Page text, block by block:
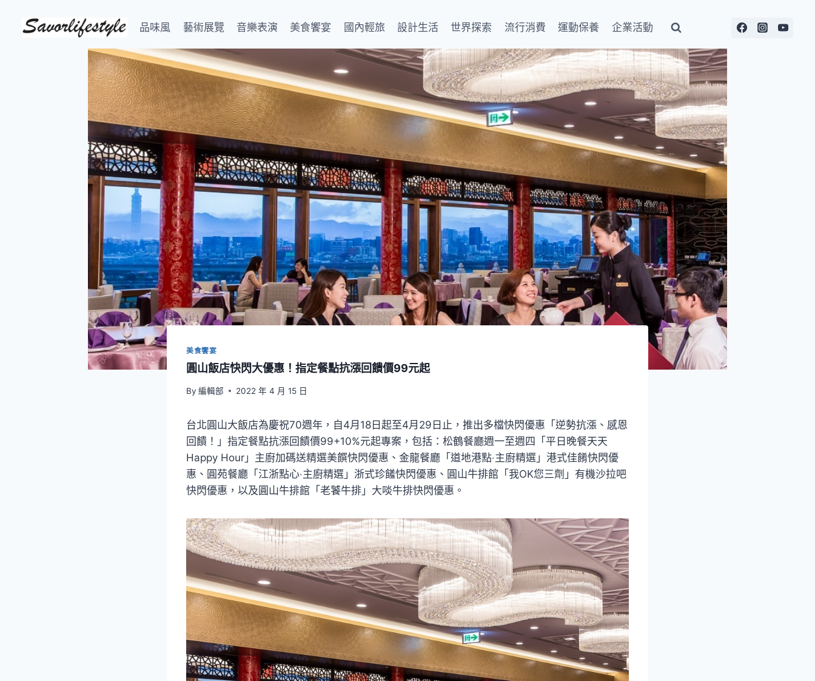
品味風 藝術展覽 音樂表演 美食饗宴 國內輕旅 設計生活 世界探索 流行消費 運動保養 企業活動
美食饗宴
圓山飯店快閃大優惠！指定餐點抗漲回饋價99元起
By 編輯部 2022 年 4 月 15 日
台北圓山大飯店為慶祝70週年，自4月18日起至4月29日止，推出多檔快閃優惠「逆勢抗漲、感恩
回饋！」指定餐點抗漲回饋價99+10%元起專案，包括：松鶴餐廳週一至週四「平日晚餐天天
Happy Hour」主廚加碼送精選美饌快閃優惠、金龍餐廳「道地港點‧主廚精選」港式佳餚快閃優
惠、圓苑餐廳「江浙點心‧主廚精選」浙式珍饈快閃優惠、圓山牛排館「我OK您三劑」有機沙拉吧
快閃優惠，以及圓山牛排館「老饕牛排」大啖牛排快閃優惠。